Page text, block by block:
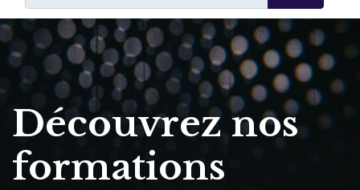
Découvrez nos
formations